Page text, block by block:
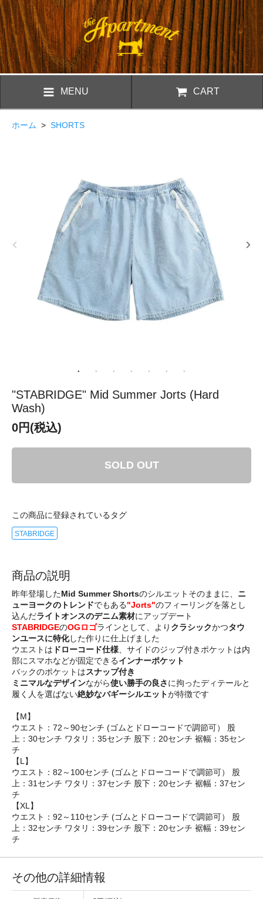
MENU CART
ホーム > SHORTS
"STABRIDGE" Mid Summer Jorts (Hard
Wash)
0円(税込)
SOLD OUT
この商品に登録されているタグ
STABRIDGE
商品の説明
昨年登場したMid Summer Shortsのシルエットそのままに、 ニ
ューヨークのトレンドでもある"Jorts"のフィーリングを落とし
込んだライトオンスのデニム素材にアップデート
STABRIDGEのOGロゴラインとして、より クラシックかつタウ
ンユースに特化した作りに仕上げました
ウエストは ドローコード仕様、サイドのジップ付きポケットは内
部にスマホなどが固定できるインナーポケット
バックのポケットはスナップ付き
ミニマルなデザインながら使い勝手の良さに拘ったディテールと
履く人を選ばない絶妙なバギーシルエットが特徴です
【M】
ウエスト：72～90センチ (ゴムとドローコードで調節可） 股
上：30センチ ワタリ：35センチ 股下：20センチ 裾幅：35セン
チ
【L】
ウエスト：82～100センチ (ゴムとドローコードで調節可） 股
上：31センチ ワタリ：37センチ 股下：20センチ 裾幅：37セン
チ
【XL】
ウエスト：92～110センチ (ゴムとドローコードで調節可） 股
上：32センチ ワタリ：39センチ 股下：20センチ 裾幅：39セン
チ
その他の詳細情報